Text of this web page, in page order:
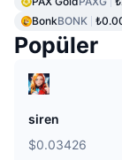
BonkBONK
Popüler
siren
$0.03426